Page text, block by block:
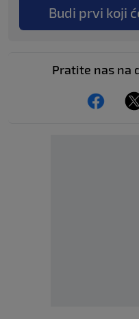
Budi prvi koji
Pratite nas na